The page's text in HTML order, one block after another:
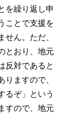
を繰り返し申
ことで支援を
ん。ただ、
とおり、地元
反対であると
りますので、
るぞ」という
すので、地元